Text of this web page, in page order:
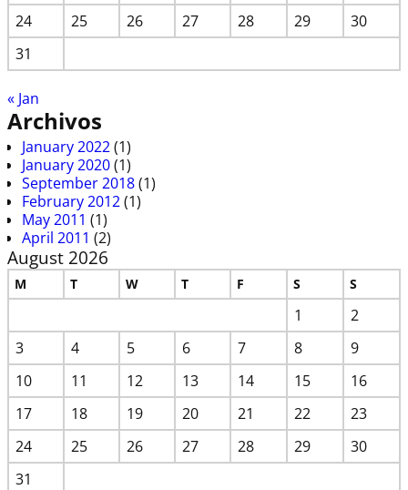
24
25 26 27 28 29
30
31
« Jan
Archivos
January 2022(1)
January 2020(1)
September 2018(1)
February 2012(1)
May 2011 (1)
April 2011 (2)
August 2026
M T W T F S S
1
2
3
4 5 6 7 8
9
10
11 12 13 14 15
16
17
18 19 20 21 22
23
24
25 26 27 28 29
30
31